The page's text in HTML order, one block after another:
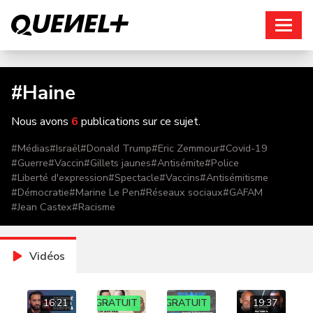
#Haine
Nous avons 6 publications sur ce sujet.
#Médias#Israël#Donald Trump#Eric Zemmour#Covid-19
#Guerre#Vaccin#Gillets jaunes#Antisémite#Police
#Liberté d'expression#Spectacle#Vaccins#Antisémitisme
#Démocratie#Marine Le Pen#Réseaux sociaux#GAFAM
#Jean Castex#Racisme
Vidéos
16:21 GRATUIT GRATUIT 19:37